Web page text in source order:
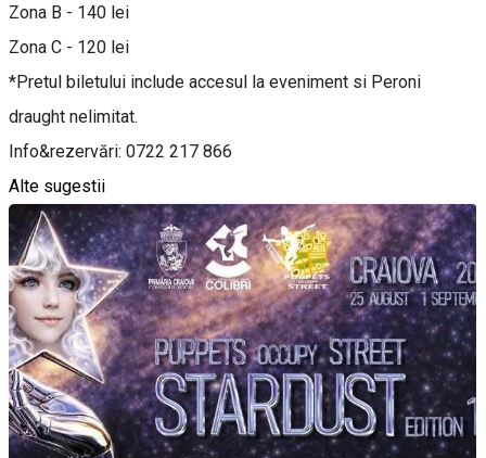
Zona B - 140 lei
Zona C - 120 lei
*Pretul biletului include accesul la eveniment si Peroni
draught nelimitat.
Info&rezervări: 0722 217 866
Alte sugestii